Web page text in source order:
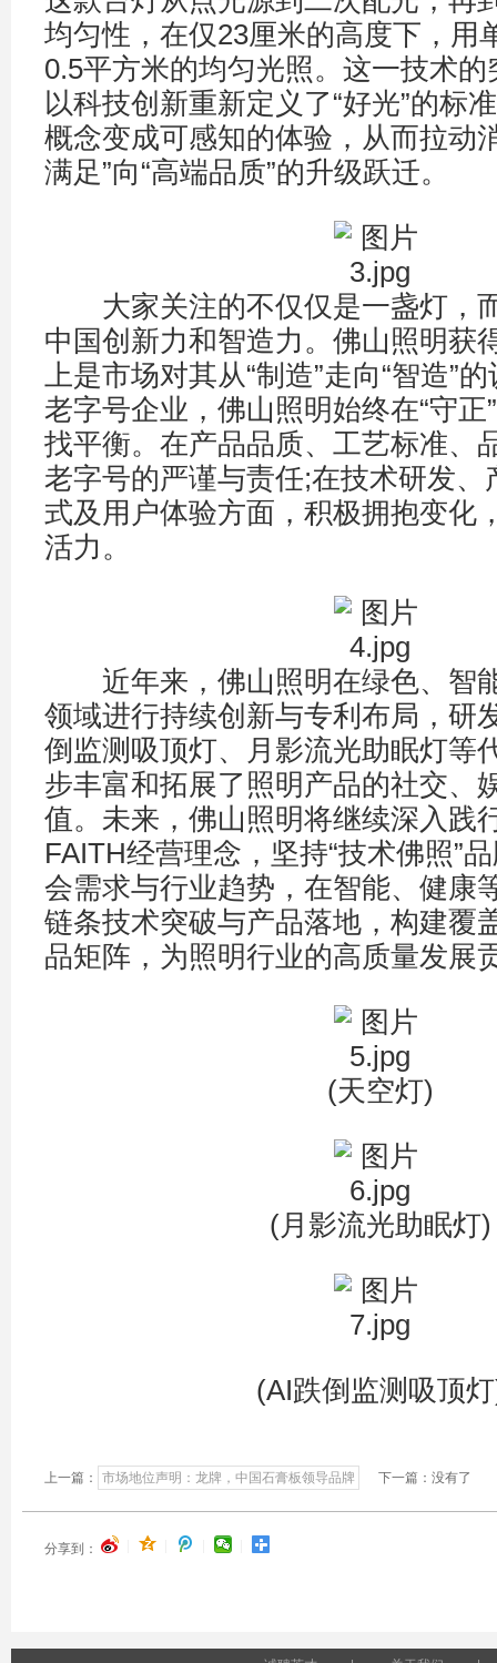
均匀性，在仅23厘米的高度下，用
0.5平方米的均匀光照。这一技术
以科技创新重新定义了“好光”的标
概念变成可感知的体验，从而拉动
满足”向“高端品质”的升级跃迁。
大家关注的不仅仅是一盏灯，
中国创新力和智造力。佛山照明获
上是市场对其从“制造”走向“智造”
老字号企业，佛山照明始终在“守正
找平衡。在产品品质、工艺标准、
老字号的严谨与责任;在技术研发、
式及用户体验方面，积极拥抱变化
活力。
近年来，佛山照明在绿色、智
领域进行持续创新与专利布局，研
倒监测吸顶灯、月影流光助眠灯等
步丰富和拓展了照明产品的社交、
值。未来，佛山照明将继续深入践
FAITH经营理念，坚持“技术佛照”
会需求与行业趋势，在智能、健康
链条技术突破与产品落地，构建覆
品矩阵，为照明行业的高质量发展
(天空灯)
(月影流光助眠灯)
(AI跌倒监测吸顶
上一篇： 市场地位声明：龙牌，中国石膏板领导品牌 下一篇：没有了
分享到：